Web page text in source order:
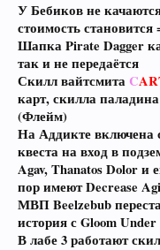
У Бебиков не
стоимость
Шапка Pirate Dagger
так и не передаётся
Скилл вайтсмитаC
карт, скилла
(Флейм)
На Аддикте включена
квеста на вход в
Agav, Thanatos Dolor и
пор имеют Decrease
МВП Beelzebub
история с Gloom
В лабе 3 работают